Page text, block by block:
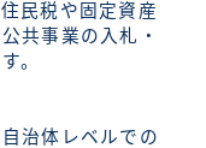
民税や固定資産
共事業の入札・
。
治体レベルでの